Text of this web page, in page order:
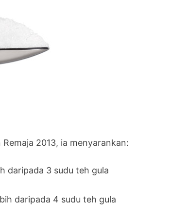
2013, ia menyarankan:
daripada 3 sudu teh gula
daripada 4 sudu teh gula